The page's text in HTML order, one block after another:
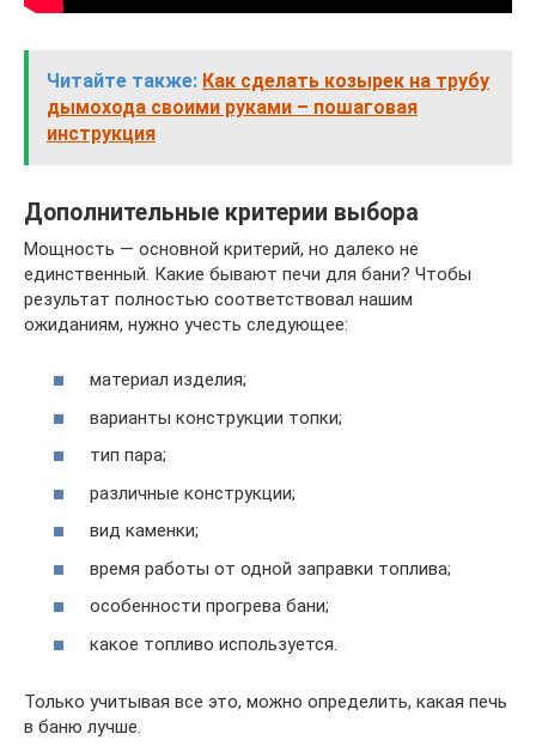
Читайте также: Как сделать козырек на трубу
дымохода своими руками – пошаговая
инструкция
Дополнительные критерии выбора
Мощность — основной критерий, но далеко не
единственный. Какие бывают печи для бани? Чтобы
результат полностью соответствовал нашим
ожиданиям, нужно учесть следующее:
материал изделия;
варианты конструкции топки;
тип пара;
различные конструкции;
вид каменки;
время работы от одной заправки топлива;
особенности прогрева бани;
какое топливо используется.
Только учитывая все это, можно определить, какая печь
в баню лучше.